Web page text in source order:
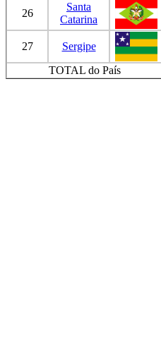
26
Santa
Catarina
27 Sergipe
TOTAL do País